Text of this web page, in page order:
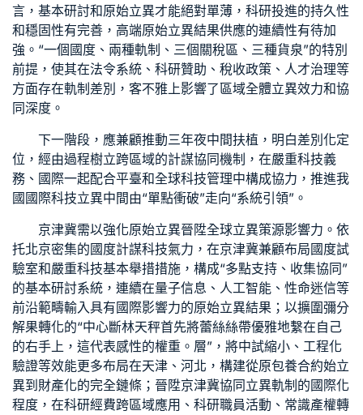
言，基本研討和原始立異才能絕對單薄，科研投進的持久性
和穩固性有完善，高端原始立異結果供應的連續性有待加
強。“一個國度、兩種軌制、三個關稅區、三種貨泉”的特別
前提，使其在法令系統、科研贊助、稅收政策、人才治理等
方面存在軌制差別，客不雅上影響了區域全體立異效力和協
同深度。
下一階段，應兼顧推動三年夜中間扶植，明白差別化定
位，經由過程樹立跨區域的計謀協同機制，在嚴重科技義
務、國際一起配合平臺和全球科技管理中構成協力，推進我
國國際科技立異中間由“單點衝破”走向“系統引領”。
京津冀需以強化原始立異晉陞全球立異策源影響力。依
托北京密集的國度計謀科技氣力，在京津冀兼顧布局國度試
驗室和嚴重科技基本舉措措施，構成“多點支持、收集協同”
的基本研討系統，連續在量子信息、人工智能、性命迷信等
前沿範疇輸入具有國際影響力的原始立異結果；以擴圍彌分
解果轉化的“中心斷林天秤首先將蕾絲絲帶優雅地繫在自己
的右手上，這代表感性的權重。層”，將中試縮小、工程化
驗證等效能更多布局在天津、河北，構建從原包養合約始立
異到財產化的完全鏈條；晉陞京津冀協同立異軌制的國際化
程度，在科研經費跨區域應用、科研職員活動、常識產權轉